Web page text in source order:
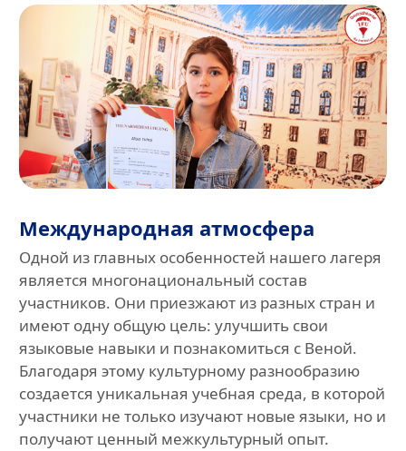
Международная атмосфера
Одной из главных особенностей нашего лагеря
является многонациональный состав
участников. Они приезжают из разных стран и
имеют одну общую цель: улучшить свои
языковые навыки и познакомиться с Веной.
Благодаря этому культурному разнообразию
создается уникальная учебная среда, в которой
участники не только изучают новые языки, но и
получают ценный межкультурный опыт.